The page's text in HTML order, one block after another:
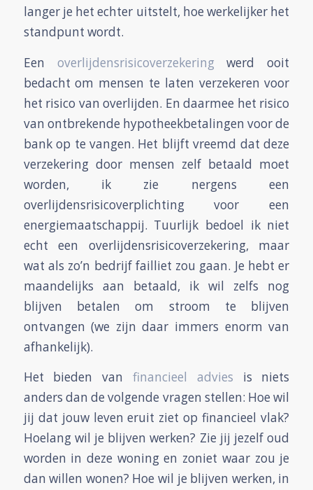
langer je het echter uitstelt, hoe werkelijker het
standpunt wordt.
Een overlijdensrisicoverzekering werd ooit
bedacht om mensen te laten verzekeren voor
het risico van overlijden. En daarmee het risico
van ontbrekende hypotheekbetalingen voor de
bank op te vangen. Het blijft vreemd dat deze
verzekering door mensen zelf betaald moet
worden, ik zie nergens een
overlijdensrisicoverplichting voor een
energiemaatschappij. Tuurlijk bedoel ik niet
echt een overlijdensrisicoverzekering, maar
wat als zo’n bedrijf failliet zou gaan. Je hebt er
maandelijks aan betaald, ik wil zelfs nog
blijven betalen om stroom te blijven
ontvangen (we zijn daar immers enorm van
afhankelijk).
Het bieden van financieel advies is niets
anders dan de volgende vragen stellen: Hoe wil
jij dat jouw leven eruit ziet op financieel vlak?
Hoelang wil je blijven werken? Zie jij jezelf oud
worden in deze woning en zoniet waar zou je
dan willen wonen? Hoe wil je blijven werken, in